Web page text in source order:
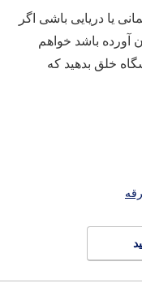
یا دریایی باشی اگر
باشد خواهم
خلق بدهید که